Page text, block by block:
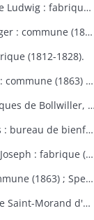
BISCHWIHR - Aubry Anne-Marie, épouse Ludwig : fabrique (1854-1858) ; Broly Joseph : fabrique (1848) ; Frich Marie-Madeleine : fabrique (1852) ; Jourdain Marie-Claire, épouse Helmlinger : fabrique (1857-1860) ; Steib Mathias : commune (1852).
BITSCHWILLER-lès-THANN - Schlumberger : commune (1867).
(1812-1828).
BLOTZHEIM - Eby Joseph, Jean et Henri : commune (1863) ; Hertzog Jean Antoine : bureau de bienfaisance (1851) ; Moser Ursule : fabrique (1851) ; Rein Madeleine et Rein ?, épouse Berra : bureau de bienfaisance (1862-1867) ; Schermesser Guillaume : pauvres (1853) ; Thannberger Jean : commune (1861) ; Verger (de) Jean-Baptiste et de Noël Annette, épouse de Verger : pauvres (1853).
BOLLWILLER - Friess Marie-Anne : fabriques de Bollwiller, de Feldkirch et de Soultzmatt (1864).
BONHOMME (LE) - Antoine Jean-Nicolas : bureau de bienfaisance (1862-1865) ; Cowreau Jean-Baptiste : fabrique (1846-1857) ; Herque Marie, épouse Jeanclaude : commune (1855) ; Humbert Jean-Baptiste : fabrique (1859) ; Simon Jean-Baptiste (1846) ; Vautrinot Marie-Marguerite, épouse Sitte : pauvres (1853).
BOURBACH-LE-HAUT - Tessier François Joseph : fabrique (1853).
BOURGFELDEN - Jung Anne-Marie : commune (1863) ; Spenlihauer Christophe : commune (1869).
BOUXWILLER - Schirlin Antoine : hospice Saint-Morand d'Altkirch (1867) ; Stehlin François Joseph : fabriques de Bouxwiller et de Raedersdorf (1854).